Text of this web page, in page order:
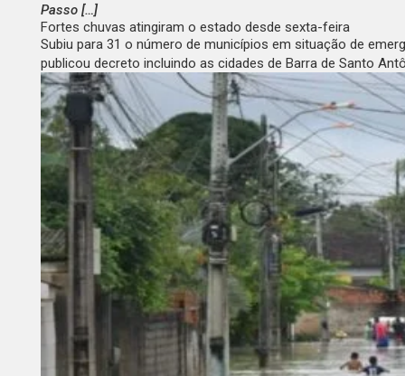
Passo […]
Fortes chuvas atingiram o estado desde sexta-feira
Subiu para 31 o número de municípios em situação de
publicou decreto incluindo as cidades de Barra de Santo